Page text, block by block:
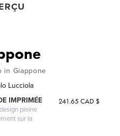
in Giappone
Lucciola
IMPRIMÉE
pleine
sur la
241.65 CAD $